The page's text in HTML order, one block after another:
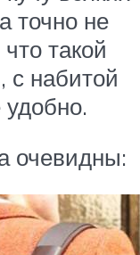
точно не
такой
с набитой
очевидны: